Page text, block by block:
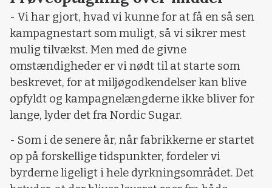
- Vi har gjort, hvad vi kunne for at få en så sen
kampagnestart som muligt, så vi sikrer mest
mulig tilvækst. Men med de givne
omstændigheder er vi nødt til at starte som
beskrevet, for at miljøgodkendelser kan blive
opfyldt og kampagnelængderne ikke bliver for
lange, lyder det fra Nordic Sugar.
- Som i de senere år, når fabrikkerne er startet
op på forskellige tidspunkter, fordeler vi
byrderne ligeligt i hele dyrkningsområdet. Det